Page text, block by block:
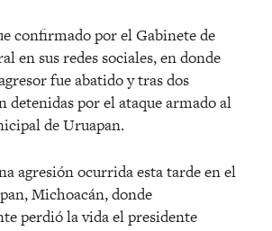
confirmado por el Gabinete de
en sus redes sociales, en donde
fue abatido y tras dos
detenidas por el ataque armado al
de Uruapan.
agresión ocurrida esta tarde en el
Michoacán, donde
perdió la vida el presidente